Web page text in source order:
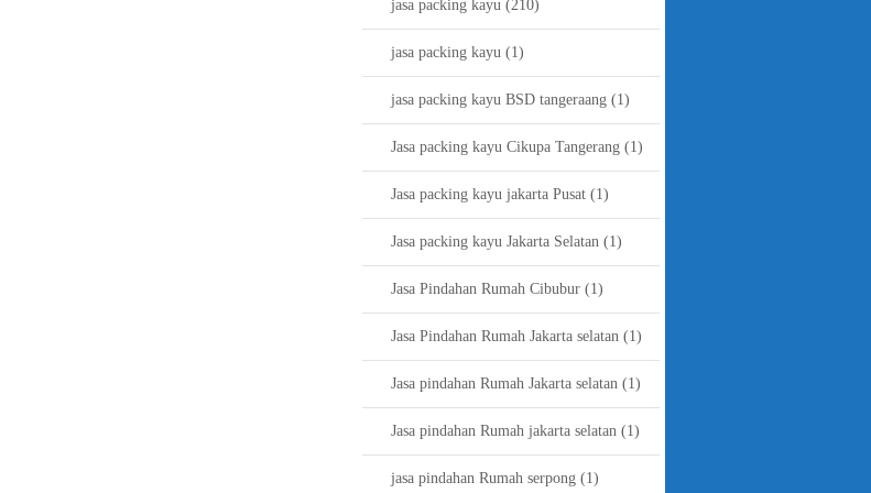
jasa packing kayu (210)
jasa packing kayu (1)
jasa packing kayu BSD tangeraang (1)
Jasa packing kayu Cikupa Tangerang (1)
Jasa packing kayu jakarta Pusat (1)
Jasa packing kayu Jakarta Selatan (1)
Jasa Pindahan Rumah Cibubur (1)
Jasa Pindahan Rumah Jakarta selatan (1)
Jasa pindahan Rumah Jakarta selatan (1)
Jasa pindahan Rumah jakarta selatan (1)
jasa pindahan Rumah serpong (1)